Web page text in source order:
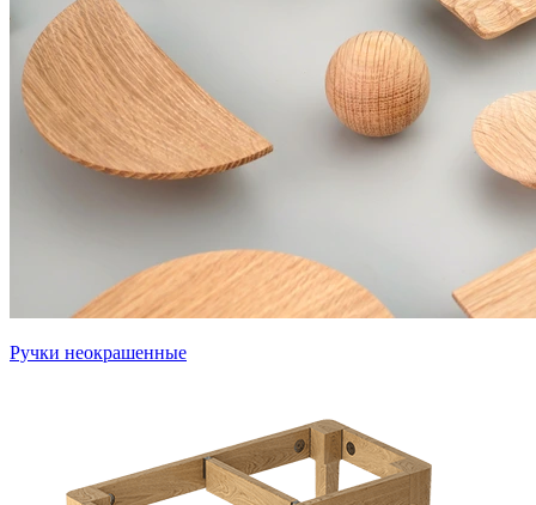
Ручки неокрашенные